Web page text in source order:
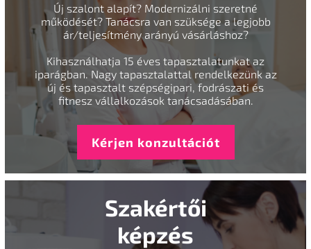
Új szalont alapít? Modernizálni szeretné
működését? Tanácsra van szüksége a legjobb
ár/teljesítmény arányú vásárláshoz?
Kihasználhatja 15 éves tapasztalatunkat az
iparágban. Nagy tapasztalattal rendelkezünk az
új és tapasztalt szépségipari, fodrászati és
fitnesz vállalkozások tanácsadásában.
Kérjen konzultációt
Szakértői
képzés